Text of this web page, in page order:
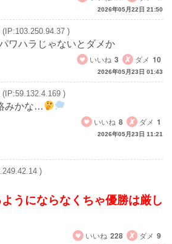
2026年05月22日 21:50
(IP:103.250.94.37 )
ワハラじゃないとダメか
いいね 3 ダメ 10
2026年05月23日 01:43
(IP:59.132.4.169 )
みかな…
いいね 8 ダメ 1
2026年05月23日 11:21
)
うにならなくちゃ優勝は厳し
いいね 228 ダメ 9